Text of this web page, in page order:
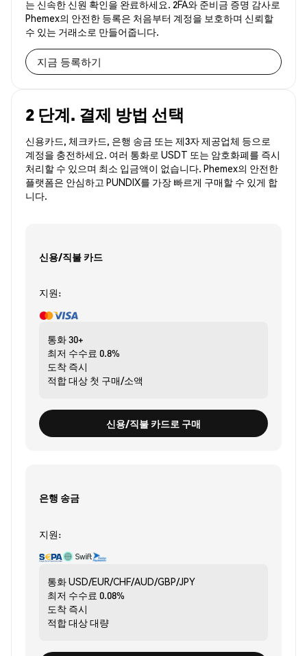
는 신속한 신원 확인을 완료하세요. 2FA와 준비금 증명 감사로
Phemex의 안전한 등록은 처음부터 계정을 보호하며 신뢰할
수 있는 거래소로 만들어줍니다.
지금 등록하기
2 단계. 결제 방법 선택
신용카드, 체크카드, 은행 송금 또는 제3자 제공업체 등으로
계정을 충전하세요. 여러 통화로 USDT 또는 암호화폐를 즉시
처리할 수 있으며 최소 입금액이 없습니다. Phemex의 안전한
플랫폼은 안심하고 PUNDIX를 가장 빠르게 구매할 수 있게 합
니다.
신용/직불 카드
지원:
통화30+
최저 수수료 0.8%
도착 즉시
적합 대상 첫 구매/소액
신용/직불 카드로 구매
은행 송금
지원:
통화USD/EUR/CHF/AUD/GBP/JPY
최저 수수료 0.08%
도착 즉시
적합 대상대량